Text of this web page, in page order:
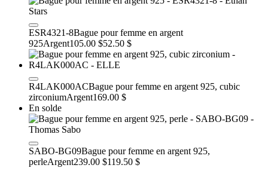
ESR4321-8Bague pour femme en argent
925Argent105.00 $52.50 $
R4LAK000ACBague pour femme en argent 925, cubic
zirconiumArgent169.00 $
En solde
SABO-BG09Bague pour femme en argent 925,
perleArgent239.00 $119.50 $